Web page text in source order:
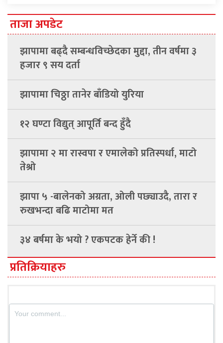
ताजा अपडेट
झापामा बढ्दै सम्बन्धविच्छेदका मुद्दा, तीन वर्षमा ३
हजार ९ सय दर्ता
झापामा चिठ्ठा तानेर बाँडियो युरिया
१२ घण्टा विद्युत् आपूर्ति बन्द हुँदै
झापामा २ मा रास्वपा र एमालेको प्रतिस्पर्धा, माटो
तेश्रो
झापा ५ -बालेनको अग्रता, ओली पछ्याउदै, तारा र
रुखभन्दा बढि माटोमा मत
३४ बर्षमा के भयो ? एकपटक हेर्ने की !
प्रतिक्रियाहरु